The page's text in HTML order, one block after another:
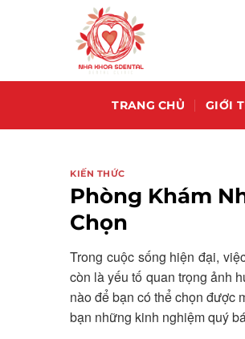
TRANG CHỦ GIỚI
KIẾN THỨC
Phòng Khám
Chọn
Trong cuộc sống hiện đại,
còn là yếu tố quan trọng ảnh
nào để bạn có thể chọn được
bạn những kinh nghiệm quý